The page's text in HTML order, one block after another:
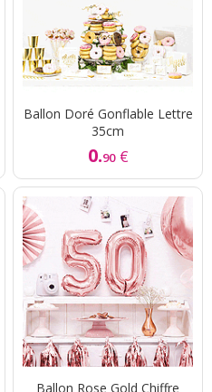
Ballon Doré Gonflable Lettre
35cm
0.90 €
Ballon Rose Gold Chiffre